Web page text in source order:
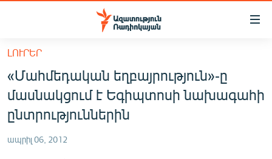
Մատչելիության
հիմնական
բովանդակությանը
Անցնել
հիմնական
մենյուին
ՔԱՂԱՔԱԿԱՆ
ԼՈՒՐԵՐ
«Մահմեդական եղբայրություն»-ը
մասնակցում է Եգիպտոսի նախագահի
ընտրություններին
ապրիլ 06, 2012